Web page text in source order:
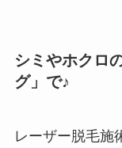
シミやホクロ
グ」で♪
レーザー脱毛施